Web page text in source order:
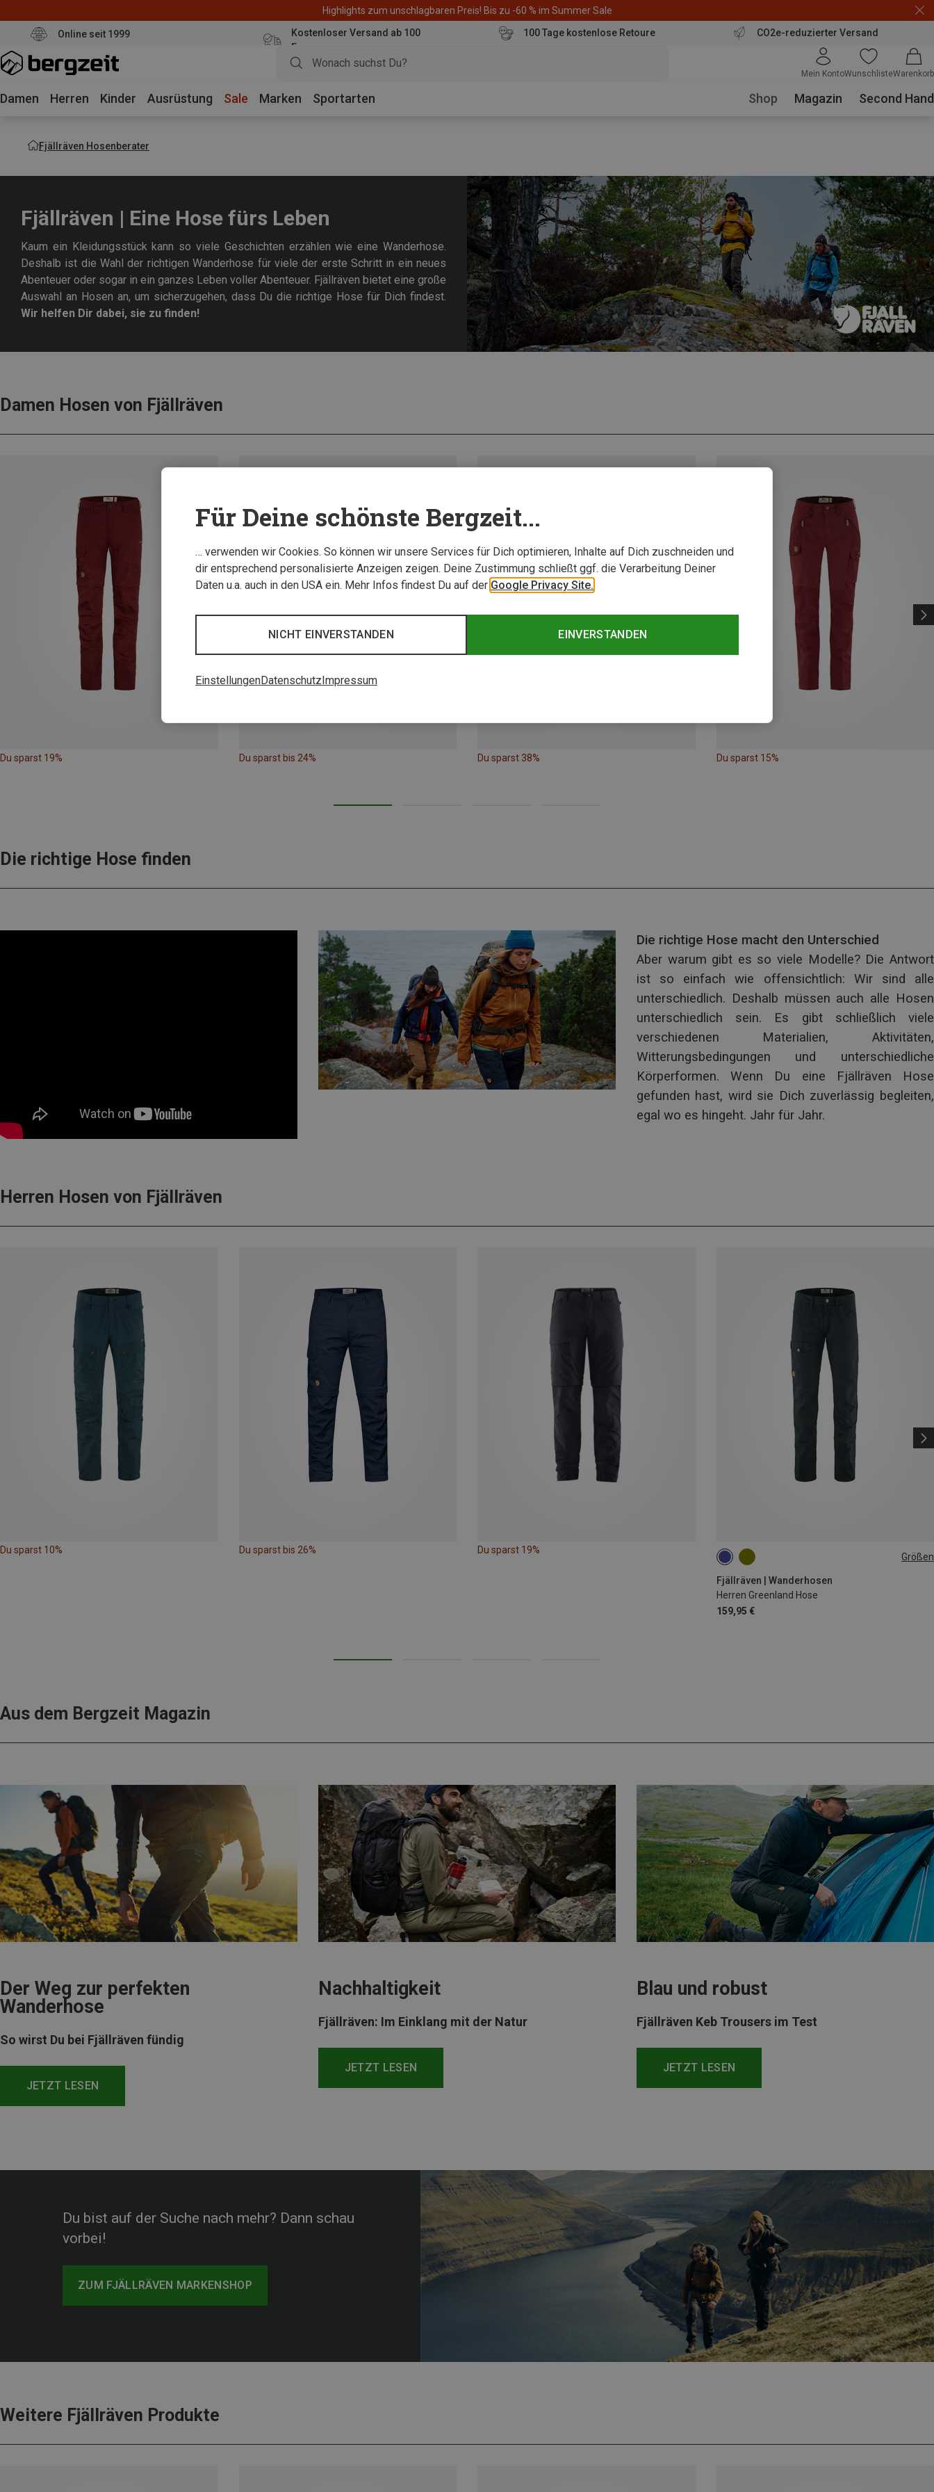
Highlights zum unschlagbaren Preis! Bis zu -60 % im Summer Sale
Online seit 1999
Kostenloser Versand ab 100
Euro
100 Tage kostenlose Retoure CO2e-reduzierter Versand
Mein KontoWunschlisteWarenkorb
Damen Herren Kinder Ausrüstung Sale Marken Sportarten Shop Magazin Second Hand
Fjällräven Hosenberater
Fjällräven | Eine Hose fürs Leben
Kaum ein Kleidungsstück kann so viele Geschichten erzählen wie eine Wanderhose.
Deshalb ist die Wahl der richtigen Wanderhose für viele der erste Schritt in ein neues
Abenteuer oder sogar in ein ganzes Leben voller Abenteuer. Fjällräven bietet eine große
Auswahl an Hosen an, um sicherzugehen, dass Du die richtige Hose für Dich findest.
Wir helfen Dir dabei, sie zu finden!
Damen Hosen von Fjällräven
Du sparst 19% Du sparst bis 24% Du sparst 38% Du sparst 15%
Die richtige Hose finden
Die richtige Hose macht den Unterschied
Aber warum gibt es so viele Modelle? Die Antwort
ist so einfach wie offensichtlich: Wir sind alle
unterschiedlich. Deshalb müssen auch alle Hosen
unterschiedlich sein. Es gibt schließlich viele
verschiedenen Materialien, Aktivitäten,
Witterungsbedingungen und unterschiedliche
Körperformen. Wenn Du eine Fjällräven Hose
gefunden hast, wird sie Dich zuverlässig begleiten,
egal wo es hingeht. Jahr für Jahr.
Herren Hosen von Fjällräven
Du sparst 10% Du sparst bis 26% Du sparst 19%
Größen
Fjällräven | Wanderhosen
Herren Greenland Hose
159,95 €
S M
Aus dem Bergzeit Magazin
Der Weg zur perfekten
Wanderhose
So wirst Du bei Fjällräven fündig
JETZT LESEN
Nachhaltigkeit
Fjällräven: Im Einklang mit der Natur
JETZT LESEN
Blau und robust
Fjällräven Keb Trousers im Test
JETZT LESEN
Du bist auf der Suche nach mehr? Dann schau
vorbei!
ZUM FJÄLLRÄVEN MARKENSHOP
Weitere Fjällräven Produkte
Für Deine schönste Bergzeit...
… verwenden wir Cookies. So können wir unsere Services für Dich optimieren, Inhalte auf Dich zuschneiden und
dir entsprechend personalisierte Anzeigen zeigen. Deine Zustimmung schließt ggf. die Verarbeitung Deiner
Daten u.a. auch in den USA ein. Mehr Infos findest Du auf der Google Privacy Site.
EINVERSTANDEN
NICHT EINVERSTANDEN
EinstellungenDatenschutzImpressum